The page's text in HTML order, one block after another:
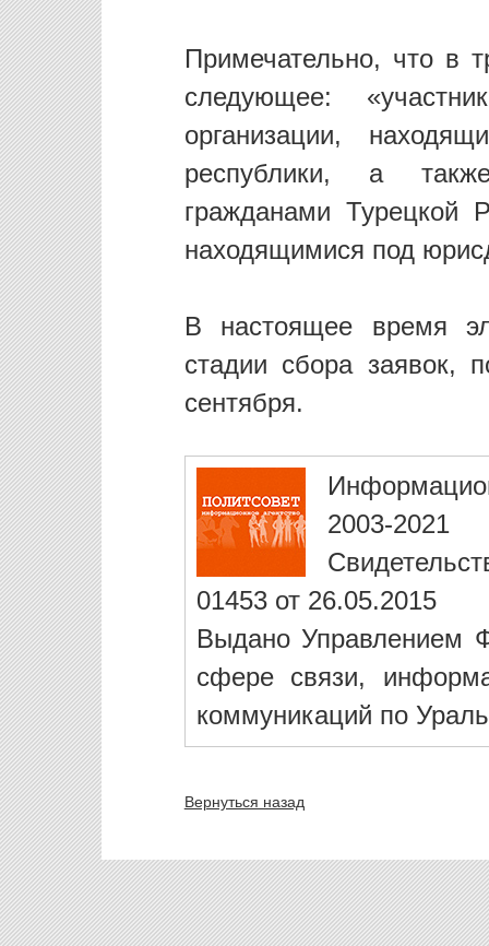
Примечательно, что в
следующее:
организации,
республики, а
гражданами Турецкой
находящимися под
В настоящее время
стадии сбора заявок,
сентября.
2003-2021
01453 от 26.05.2015
Выдано Управлением
сфере связи,
коммуникаций по
Вернуться назад